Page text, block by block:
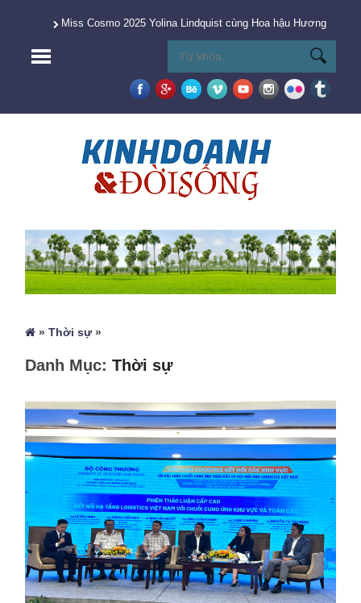
Miss Cosmo 2025 Yolina Lindquist cùng Hoa hậu Hương
»Thời sự»
Danh Mục:Thời sự